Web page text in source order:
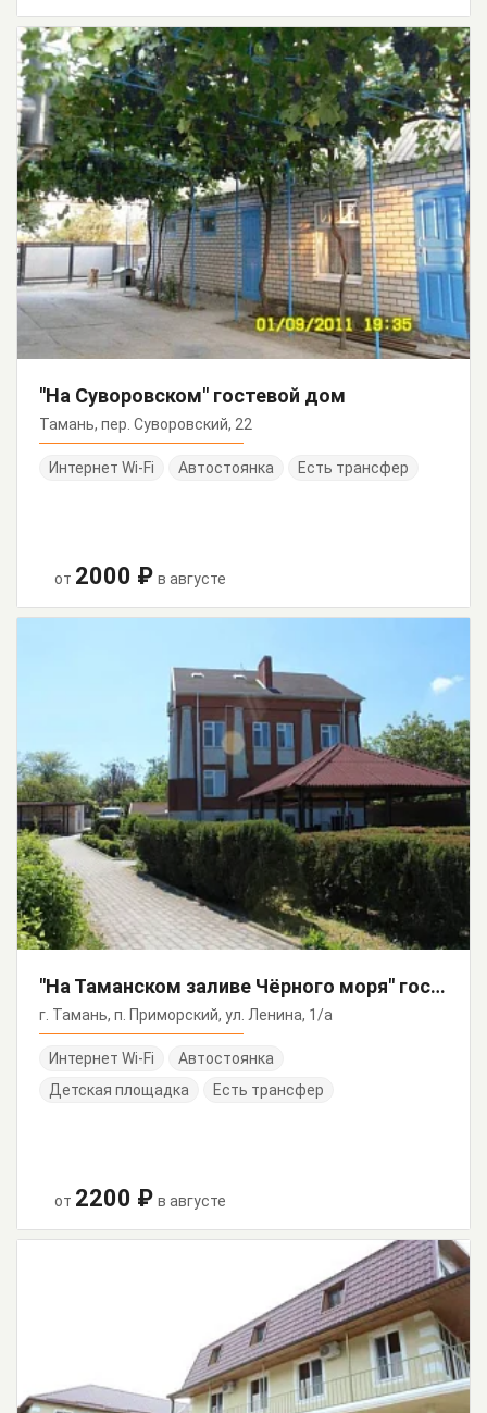
"На Суворовском" гостевой дом
Тамань, пер. Суворовский, 22
Интернет Wi-Fi Автостоянка Есть трансфер
от 2000 ₽ в августе
"На Таманском заливе Чёрного моря" гостевой дом
г. Тамань, п. Приморский, ул. Ленина, 1/а
Интернет Wi-Fi
Автостоянка
Детская площадка
Есть трансфер
от 2200 ₽ в августе